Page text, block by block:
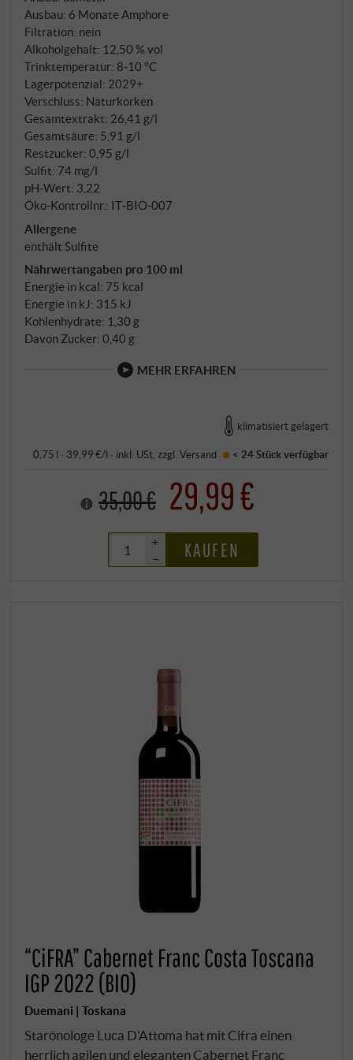
SUPERIORE.DE
Ausbau: 6 Monate Amphore
Filtration: nein
Alkoholgehalt: 12,50 % vol
Trinktemperatur: 8‑10 °C
Lagerpotenzial: 2029+
Verschluss: Naturkorken
Gesamtextrakt: 26,41 g/l
Gesamtsäure: 5,91 g/l
Restzucker: 0,95 g/l
Sulfit: 74 mg/l
pH-Wert: 3,22
Öko-Kontrollnr.: IT‑BIO‑007
Allergene
enthält Sulfite
Nährwertangaben pro 100 ml
Energie in kcal: 75 kcal
Energie in kJ: 315 kJ
Kohlenhydrate: 1,30 g
Davon Zucker: 0,40 g
MEHR ERFAHREN
klimatisiert gelagert
0,75 l · 39,99 €/l · inkl. USt, zzgl.Versand < 24 Stückverfügbar
35,00 € 29,99 €
+
–
KAUFEN
“CiFRA” Cabernet Franc Costa Toscana
IGP 2022 (BIO)
Duemani | Toskana
Starönologe Luca D'Attoma hat mit Cifra einen
herrlich agilen und eleganten Cabernet Franc